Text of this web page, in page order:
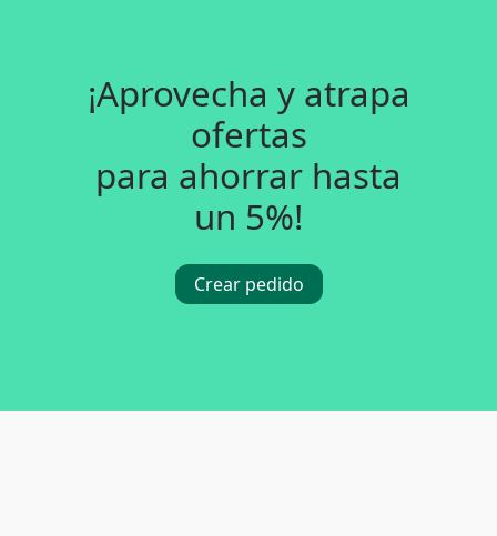
¡Aprovecha y atrapa
ofertas
para ahorrar hasta
un 5%!
Crear pedido